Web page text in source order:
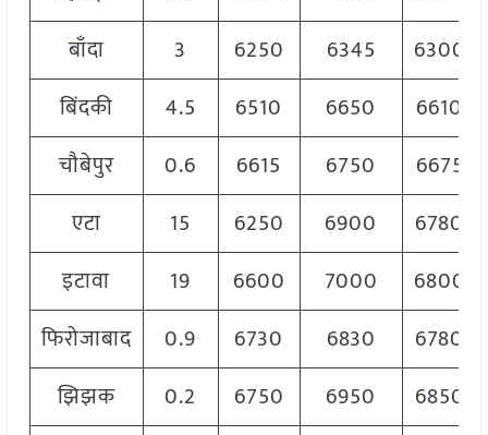
बाँदा
3 6250 6345
6300
बिंदकी
4.5 6510 6650
6610
चौबेपुर
0.6 6615 6750
6675
एटा
15 6250 6900
6780
इटावा
19 6600 7000
6800
फिरोजाबाद
0.9 6730 6830
6780
झिझक
0.2 6750 6950
6850